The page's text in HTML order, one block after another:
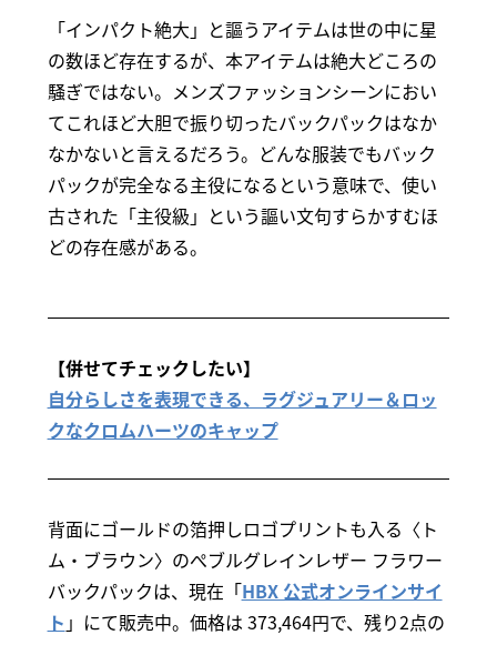
「インパクト絶大」と謳うアイテムは世の中に星
の数ほど存在するが、本アイテムは絶大どころの
騒ぎではない。メンズファッションシーンにおい
てこれほど大胆で振り切ったバックパックはなか
なかないと言えるだろう。どんな服装でもバック
パックが完全なる主役になるという意味で、使い
古された「主役級」という謳い文句すらかすむほ
どの存在感がある。
【併せてチェックしたい】
自分らしさを表現できる、ラグジュアリー＆ロッ
クなクロムハーツのキャップ
背面にゴールドの箔押しロゴプリントも入る〈ト
ム・ブラウン〉のぺブルグレインレザー フラワー
バックパックは、現在「HBX 公式オンラインサイ
ト 」にて販売中。価格は 373,464円で、残り2点の